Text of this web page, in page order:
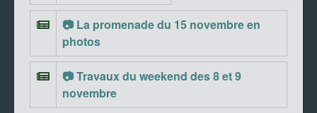
📷 La promenade du 15 novembre en
photos
📷 Travaux du weekend des 8 et 9
novembre